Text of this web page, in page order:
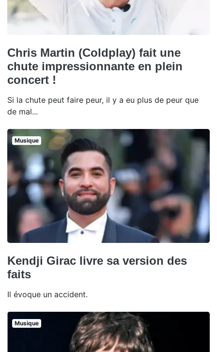
Chris Martin (Coldplay) fait une
chute impressionnante en plein
concert !
Si la chute peut faire peur, il y a eu plus de peur que
de mal...
Musique
Kendji Girac livre sa version des
faits
Il évoque un accident.
Musique